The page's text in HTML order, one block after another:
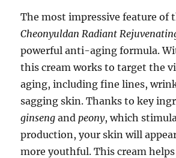
The most impressive feature of
Cheonyuldan Radiant
powerful anti-aging formula.
this cream works to target the
aging, including fine lines,
sagging skin. Thanks to key
ginseng and peony, which
production, your skin will
more youthful. This cream